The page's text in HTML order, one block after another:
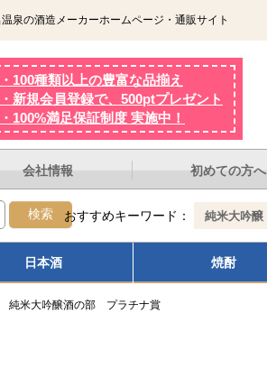
泉の酒造メーカーホームページ・通販サイト
・100種類以上の豊富な品揃え
・新規会員登録で、500ptプレゼント
・100%満足保証制度 実施中！
会社情報 初めての方へ
検索 おすすめキーワード：
大吟醸 純米大吟醸
日本酒 焼酎
純米大吟醸酒の部 プラチナ賞